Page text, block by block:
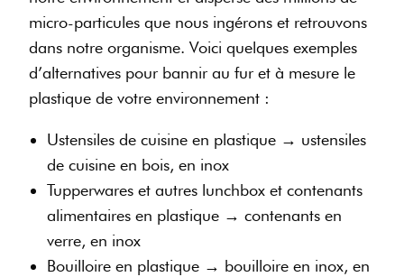
micro-particules que nous ingérons et retrouvons
dans notre organisme. Voici quelques exemples
d’alternatives pour bannir au fur et à mesure le
plastique de votre environnement :
Ustensiles de cuisine en plastique → ustensiles
de cuisine en bois, en inox
Tupperwares et autres lunchbox et contenants
alimentaires en plastique → contenants en
verre, en inox
Bouilloire en plastique → bouilloire en inox, en